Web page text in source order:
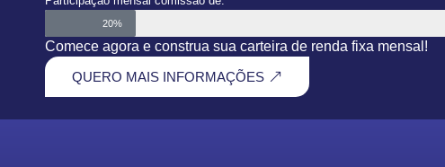
20%
Comece agora e construa sua carteira de renda fixa mensal!
QUERO MAIS INFORMAÇÕES